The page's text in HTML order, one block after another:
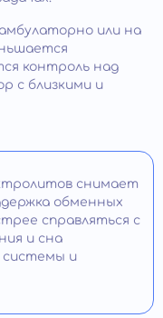
амбулаторно или на
контроль над
с близкими и
снимает
обменных
справляться с
и сна
системы и